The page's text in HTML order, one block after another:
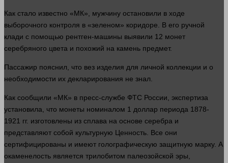
Как стало известно «МК», мужчину остановили в ходе
выборочного контроля в «зеленом» коридоре. В его ручной
клади с помощью рентген-машины выявили 12 монет
серебряного цвета и похожий на камень предмет.
Пассажир пояснил, что вез изделия для личной коллекции и о
необходимости их декларирования не знал.
Как сообщили «МК» в пресс-службе ФТС России, экспертиза
установила, что монеты номиналом 1 доллар периода 1878-
1921 гг. изготовлены из сплава на основе серебра и
представляют собой культурную Ценность . Все они
сертифицированы и имеют голографическую защитную марку. А
окаменелость является трилобитом палеозойской эры,